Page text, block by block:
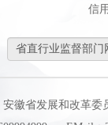
信
徽省发展和改革委